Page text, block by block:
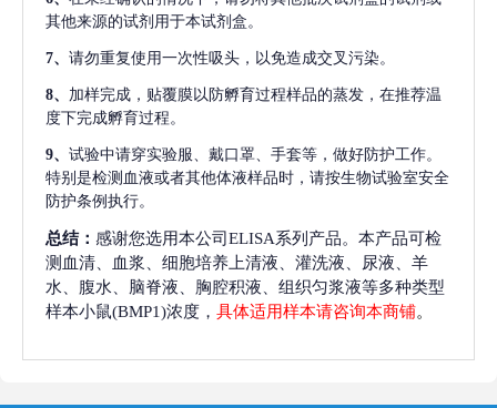
其他来源的试剂用于本试剂盒。
7、 请勿重复使用一次性吸头，以免造成交叉污染。
8、 加样完成，贴覆膜以防孵育过程样品的蒸发，在推荐温
度下完成孵育过程。
9、 试验中请穿实验服、戴口罩、手套等，做好防护工作。
特别是检测血液或者其他体液样品时，请按生物试验室安全
防护条例执行。
总结： 感谢您选用本公司ELISA系列产品。本产品可检
测血清、血浆、细胞培养上清液、灌洗液、尿液、羊
水、腹水、脑脊液、胸腔积液、组织匀浆液等多种类型
样本小鼠(BMP1)浓度， 具体适用样本请咨询本商铺。